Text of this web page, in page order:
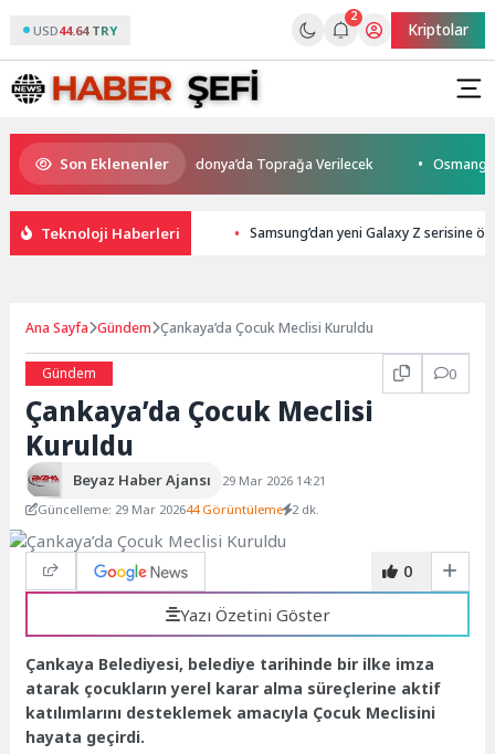
USD44.64 TRY
2
Kriptolar
Son Eklenenler
Kaybetti: Kuzey Makedonya’da Toprağa Verilecek
Teknoloji Haberleri Samsung’dan yeni Galaxy Z serisine
Ana Sayfa Gündem Çankaya’da Çocuk Meclisi Kuruldu
Gündem 0
Çankaya’da Çocuk Meclisi
Kuruldu
Beyaz Haber Ajansı
29 Mar 2026 14:21
Güncelleme: 29 Mar 202644 Görüntüleme 2 dk.
0
Yazı Özetini Göster
Çankaya Belediyesi, belediye tarihinde bir ilke imza
atarak çocukların yerel karar alma süreçlerine aktif
katılımlarını desteklemek amacıyla Çocuk Meclisini
hayata geçirdi.